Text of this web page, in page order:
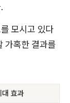
모시고 있다
가혹한 결과를
대 효과